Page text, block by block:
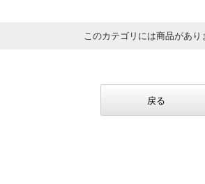
このカテゴリには商品があり
戻る